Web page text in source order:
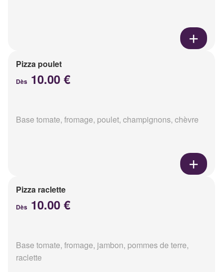
Pizza poulet
Dès 10.00 €
Base tomate, fromage, poulet, champignons, chèvre
Pizza raclette
Dès 10.00 €
Base tomate, fromage, jambon, pommes de terre,
raclette